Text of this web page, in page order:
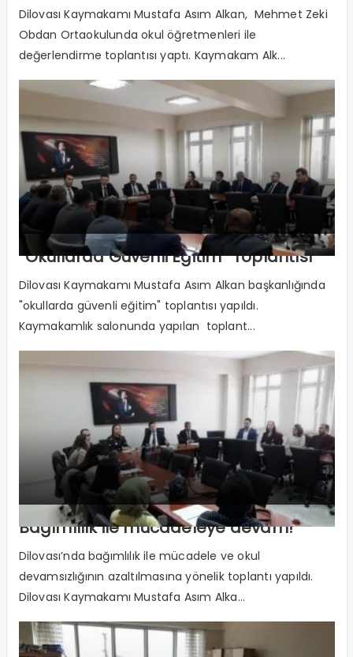
Dilovası Kaymakamı Mustafa Asım Alkan, Mehmet Zeki
Obdan Ortaokulunda okul öğretmenleri ile
değerlendirme toplantısı yaptı. Kaymakam Alk...
“Okullarda Güvenli Eğitim” Toplantısı
Dilovası Kaymakamı Mustafa Asım Alkan başkanlığında
"okullarda güvenli eğitim" toplantısı yapıldı.
Kaymakamlık salonunda yapılan toplant...
Bağımlılık ile mücadeleye devam!
Dilovası’nda bağımlılık ile mücadele ve okul
devamsızlığının azaltılmasına yönelik toplantı yapıldı.
Dilovası Kaymakamı Mustafa Asım Alka...